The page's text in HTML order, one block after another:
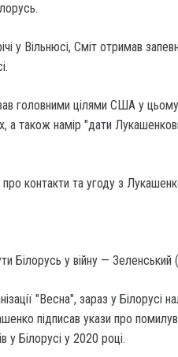
у Вільнюсі, Сміт отримав
головними цілями США у цьому
а також намір "дати
контакти та угоду з
Білорусь у війну — Зеленський
"Весна", зараз у Білорусі
підписав укази про
у Білорусі у 2020 році.